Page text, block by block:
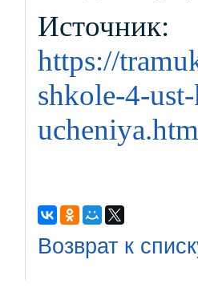
Источник:
https://
shkole-4-
Возврат к